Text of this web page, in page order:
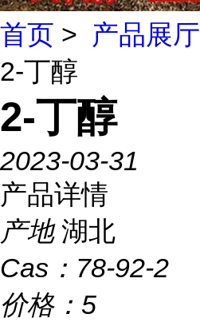
首页 > 产品展厅
2-丁醇
2-丁醇
2023-03-31
产品详情
产地 湖北
Cas： 78-92-2
价格： 5